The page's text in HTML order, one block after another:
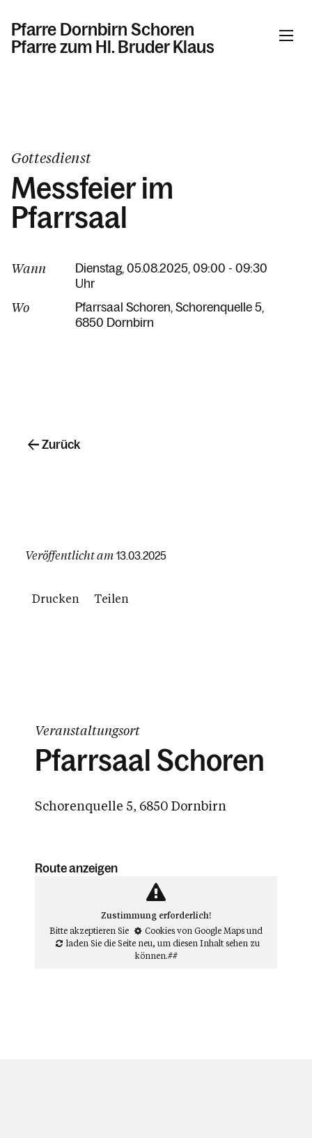
Pfarre Dornbirn Schoren
Pfarre zum Hl. Bruder Klaus
Kalender
Personen
Kontakt
Gottesdienst
Messfeier im
Pfarrsaal
Wann
Dienstag, 05.08.2025, 09:00 - 09:30
Uhr
Wo Pfarrsaal Schoren Schorenquelle 5
6850 Dornbirn
Veröffentlicht am 13.03.2025
Drucken Teilen
Zurück
Veranstaltungsort
Pfarrsaal Schoren
Schorenquelle 5, 6850 Dornbirn
Route anzeigen
Zustimmung erforderlich!
Bitte akzeptieren Sie
Cookies von Google Mapsund
laden Sie die Seite neu, um diesen Inhalt sehen zu
können.##